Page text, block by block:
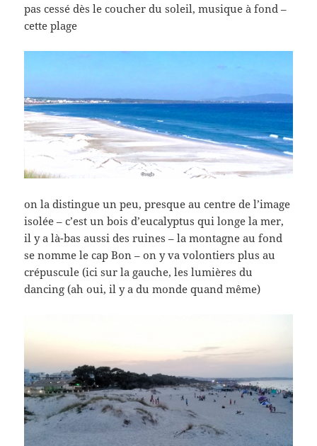
pas cessé dès le coucher du soleil, musique à fond –
cette plage
on la distingue un peu, presque au centre de l’image
isolée – c’est un bois d’eucalyptus qui longe la mer,
il y a là-bas aussi des ruines – la montagne au fond
se nomme le cap Bon – on y va volontiers plus au
crépuscule (ici sur la gauche, les lumières du
dancing (ah oui, il y a du monde quand même)